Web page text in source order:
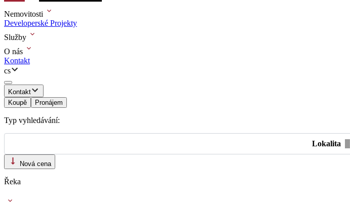
Nemovitosti
Developerské Projekty
Služby
O nás
Kontakt
cs
Kontakt
Koupě
Pronájem
Typ vyhledávání:
Lokalita
Nová cena
Řeka